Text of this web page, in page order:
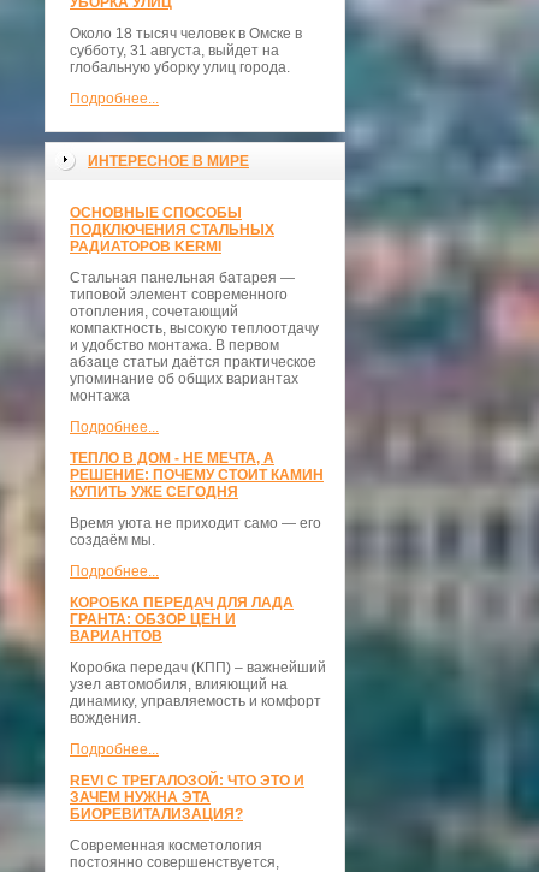
Около 18 тысяч человек в Омске в
субботу, 31 августа, выйдет на
глобальную уборку улиц города.
Подробнее...
ИНТЕРЕСНОЕ В МИРЕ
ОСНОВНЫЕ СПОСОБЫ
ПОДКЛЮЧЕНИЯ СТАЛЬНЫХ
РАДИАТОРОВ KERMI
Стальная панельная батарея —
типовой элемент современного
отопления, сочетающий
компактность, высокую теплоотдачу
и удобство монтажа. В первом
абзаце статьи даётся практическое
упоминание об общих вариантах
монтажа
Подробнее...
ТЕПЛО В ДОМ - НЕ МЕЧТА, А
РЕШЕНИЕ: ПОЧЕМУ СТОИТ КАМИН
КУПИТЬ УЖЕ СЕГОДНЯ
Время уюта не приходит само — его
создаём мы.
Подробнее...
КОРОБКА ПЕРЕДАЧ ДЛЯ ЛАДА
ГРАНТА: ОБЗОР ЦЕН И
ВАРИАНТОВ
Коробка передач (КПП) – важнейший
узел автомобиля, влияющий на
динамику, управляемость и комфорт
вождения.
Подробнее...
REVI С ТРЕГАЛОЗОЙ: ЧТО ЭТО И
ЗАЧЕМ НУЖНА ЭТА
БИОРЕВИТАЛИЗАЦИЯ?
Современная косметология
постоянно совершенствуется,